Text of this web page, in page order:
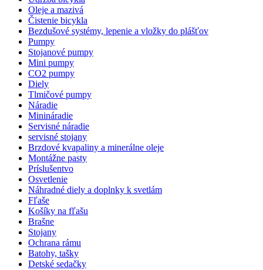
Oleje a mazivá
Čistenie bicykla
Bezdušové systémy, lepenie a vložky do plášťov
Pumpy
Stojanové pumpy
Mini pumpy
CO2 pumpy
Diely
Tlmičové pumpy
Náradie
Minináradie
Servisné náradie
servisné stojany
Brzdové kvapaliny a minerálne oleje
Montážne pasty
Príslušentvo
Osvetlenie
Náhradné diely a doplnky k svetlám
Fľaše
Košíky na fľašu
Brašne
Stojany
Ochrana rámu
Batohy, tašky
Detské sedačky